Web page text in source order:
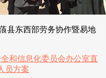
县东西部劳务协作暨易地